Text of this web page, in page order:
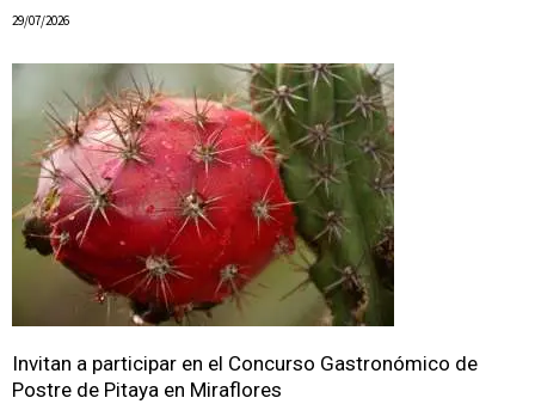
29/07/2026
Invitan a participar en el Concurso Gastronómico de
Postre de Pitaya en Miraflores